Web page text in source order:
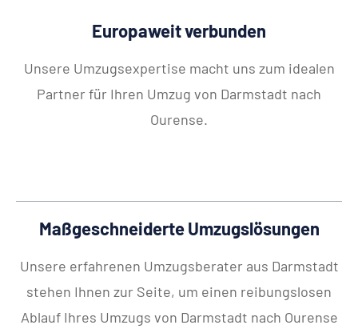
Europaweit verbunden
Unsere Umzugsexpertise macht uns zum idealen
Partner für Ihren Umzug von Darmstadt nach
Ourense.
Maßgeschneiderte Umzugslösungen
Unsere erfahrenen Umzugsberater aus Darmstadt
stehen Ihnen zur Seite, um einen reibungslosen
Ablauf Ihres Umzugs von Darmstadt nach Ourense